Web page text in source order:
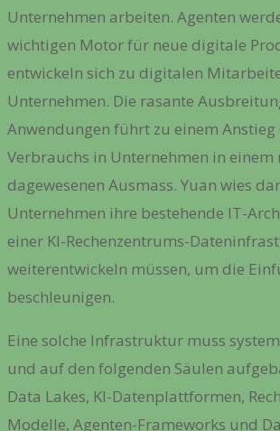
Unternehmen arbeiten. Agenten
wichtigen Motor für neue digitale
entwickeln sich zu digitalen
Unternehmen. Die rasante
Anwendungen führt zu einem Anstieg
Verbrauchs in Unternehmen in einem
dagewesenen Ausmass. Yuan wies
Unternehmen ihre bestehende IT-
einer KI-Rechenzentrums-
weiterentwickeln müssen, um die
beschleunigen.
Eine solche Infrastruktur muss
und auf den folgenden Säulen
Data Lakes, KI-Datenplattformen,
Modelle, Agenten-Frameworks und